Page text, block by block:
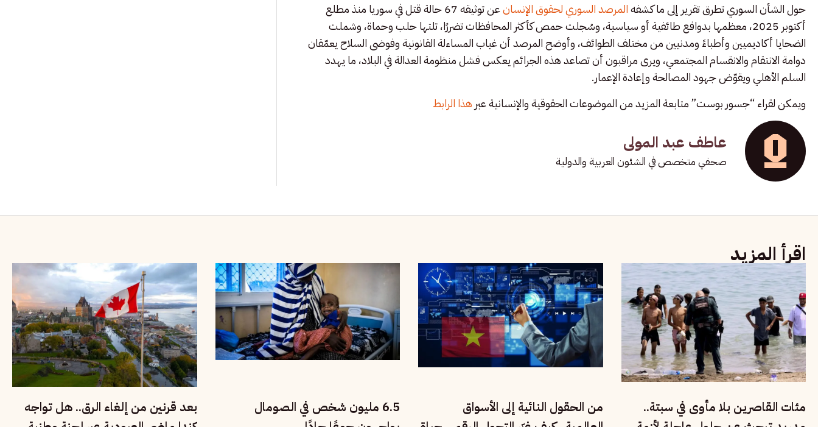
حول الشأن السوري تطرق تقرير إلى ما كشفهالمرصد السوري لحقوق الإنسان
عن توثيقه 67 حالة قتل في سوريا منذ مطلع
أكتوبر 2025، معظمها بدوافع طائفية أو سياسية، وسُجلت حمص كأكثر المحافظات تضررًا، تلتها حلب وحماة، وشملت
الضحايا أكاديميين وأطباءً ومدنيين من مختلف الطوائف، وأوضح المرصد أن غياب المساءلة القانونية وفوضى السلاح يعمّقان
دوامة الانتقام والانقسام المجتمعي، ويرى مراقبون أن تصاعد هذه الجرائم يعكس فشل منظومة العدالة في البلاد، ما يهدد
السلم الأهلي ويقوّض جهود المصالحة وإعادة الإعمار.
ويمكن لقراء “جسور بوست” متابعة المزيد من الموضوعات الحقوقية والإنسانية عبر هذا الرابط
عاطف عبد المولى
صحفي متخصص في الشئون العربية والدولية
اقرأ المزيد
مئات القاصرين بلا مأوى في سبتة..
من الحقول النائية إلى الأسواق
6.5 مليون شخص في الصومال
بعد قرنين من إلغاء الرق.. هل تواجه